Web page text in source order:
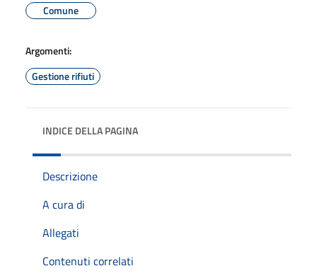
Comune
Argomenti:
Gestione rifiuti
INDICE DELLA PAGINA
Descrizione
A cura di
Allegati
Contenuti correlati